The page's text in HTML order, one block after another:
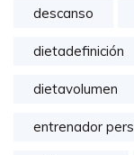
descanso
dietadefinición
dietavolumen
entrenador